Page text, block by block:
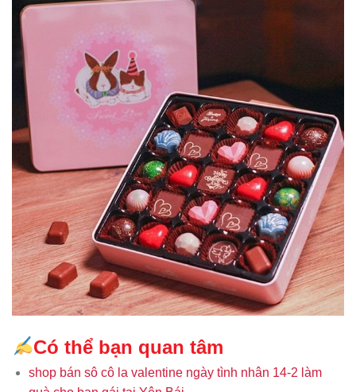
Có thể bạn quan tâm
shop bán sô cô la valentine ngày tình nhân 14-2 làm